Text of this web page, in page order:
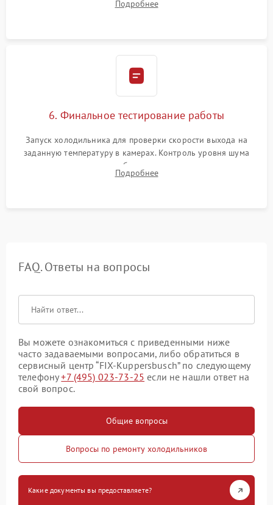
электронным весам. Контроль рабочего давления в системе.
Подробнее
6. Финальное тестирование работы
Запуск холодильника для проверки скорости выхода на
заданную температуру в камерах. Контроль уровня шума
компрессора, отсутствия обмерзания стенок и корректного
срабатывания системы автоматической оттайки.
Подробнее
FAQ. Ответы на вопросы
Вы можете ознакомиться с приведенными ниже
часто задаваемыми вопросами, либо обратиться в
сервисный центр “FIX-Kuppersbusch” по следующему
телефону+7 (495) 023-73-25 если не нашли ответ на
свой вопрос.
Общие вопросы
Вопросы по ремонту холодильников
Какие документы вы предоставляете?